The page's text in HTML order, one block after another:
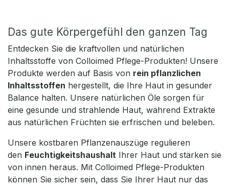
Das gute Körpergefühl den ganzen Tag
Entdecken Sie die kraftvollen und natürlichen
Inhaltsstoffe von Colloimed Pflege-Produkten! Unsere
Produkte werden auf Basis von rein pflanzlichen
Inhaltsstoffen hergestellt, die Ihre Haut in gesunder
Balance halten. Unsere natürlichen Öle sorgen für
eine gesunde und strahlende Haut, während Extrakte
aus natürlichen Früchten sie erfrischen und beleben.
Unsere kostbaren Pflanzenauszüge regulieren
den Feuchtigkeitshaushalt Ihrer Haut und stärken sie
von innen heraus. Mit Colloimed Pflege-Produkten
können Sie sicher sein, dass Sie Ihrer Haut nur das